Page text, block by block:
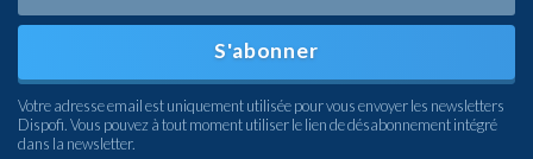
S'abonner
Votre adresse email est uniquement utilisée pour vous envoyer les newsletters
Dispofi. Vous pouvez à tout moment utiliser le lien de désabonnement intégré
dans la newsletter.